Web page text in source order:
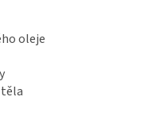
oleje